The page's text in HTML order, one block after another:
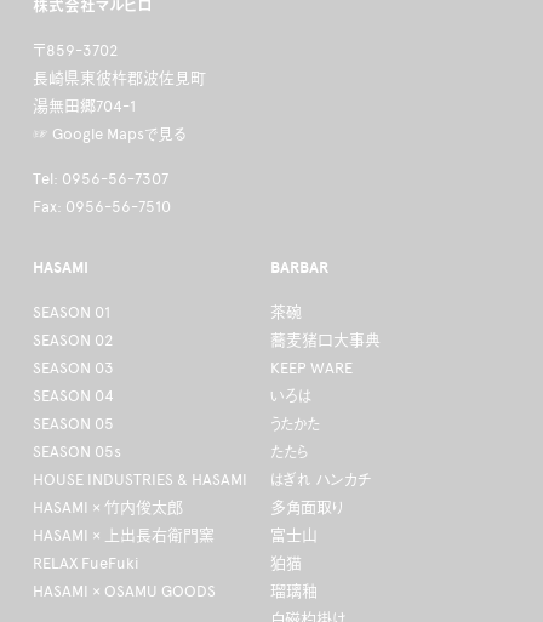
株式会社マルヒロ
〒859-3702
長崎県東彼杵郡波佐見町
湯無田郷704-1
☞ Google Mapsで見る
Tel: 0956-56-7307
Fax: 0956-56-7510
HASAMI
SEASON 01
SEASON 02
SEASON 03
SEASON 04
SEASON 05
SEASON 05s
HOUSE INDUSTRIES & HASAMI
HASAMI × 竹内俊太郎
HASAMI × 上出長右衛門窯
RELAX FueFuki
HASAMI × OSAMU GOODS
BARBAR
茶碗
蕎麦猪口大事典
KEEP WARE
いろは
うたかた
たたら
はぎれ ハンカチ
多角面取り
富士山
狛猫
瑠璃釉